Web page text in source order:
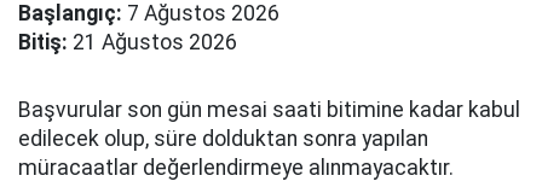
Başlangıç: 7 Ağustos 2026
Bitiş: 21 Ağustos 2026
Başvurular son gün mesai saati bitimine kadar kabul
edilecek olup, süre dolduktan sonra yapılan
müracaatlar değerlendirmeye alınmayacaktır.